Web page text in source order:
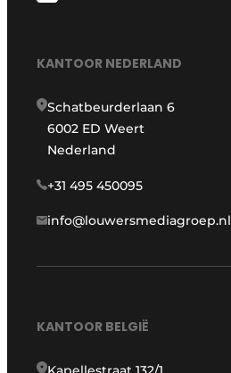
KANTOOR NEDERLAND
Schatbeurderlaan 6
6002 ED Weert
Nederland
+31 495 450095
info@louwersmediagroep.nl
KANTOOR BELGIË